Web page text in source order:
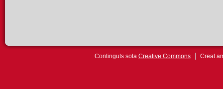
Continguts sota Creative Commons Creat